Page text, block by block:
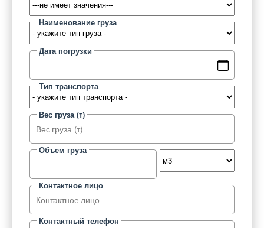
Наименование груза
Дата погрузки
Тип транспорта
Вес груза (т)
Объем груза
Контактное лицо
Контактный телефон